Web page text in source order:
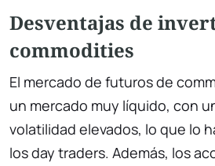
Desventajas de
commodities
El mercado de futuros de
un mercado muy líquido, con
volatilidad elevados, lo que lo
los day traders. Además, los